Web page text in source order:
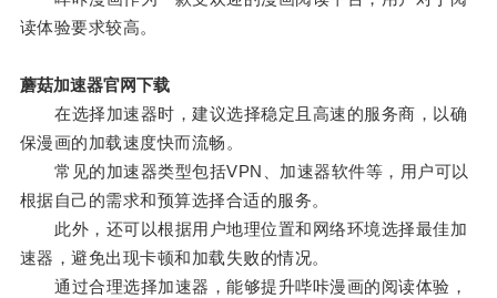
读体验要求较高。
蘑菇加速器官网下载
在选择加速器时，建议选择稳定且高速的服务商，以确
保漫画的加载速度快而流畅。
常见的加速器类型包括VPN、加速器软件等，用户可以
根据自己的需求和预算选择合适的服务。
此外，还可以根据用户地理位置和网络环境选择最佳加
速器，避免出现卡顿和加载失败的情况。
通过合理选择加速器，能够提升哔咔漫画的阅读体验，